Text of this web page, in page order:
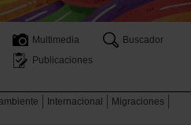
Multimedia
Buscador
Publicaciones
Internacional
Migraciones